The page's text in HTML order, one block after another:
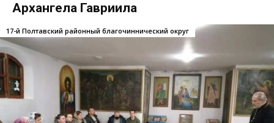
Архангела Гавриила
17-й Полтавский районный благочиннический округ